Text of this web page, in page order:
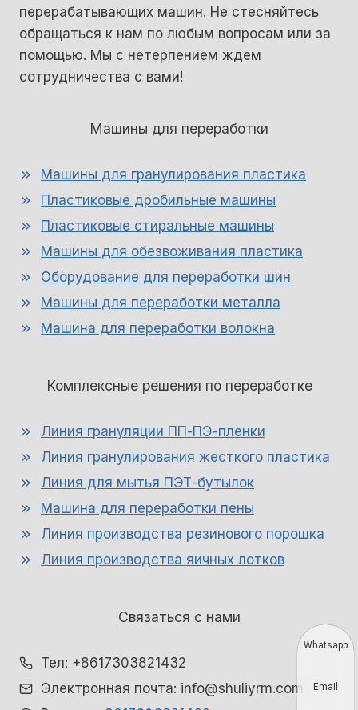
перерабатывающих машин. Не стесняйтесь
обращаться к нам по любым вопросам или за
помощью. Мы с нетерпением ждем
сотрудничества с вами!
Машины для переработки
Машины для гранулирования пластика
Пластиковые дробильные машины
Пластиковые стиральные машины
Машины для обезвоживания пластика
Оборудование для переработки шин
Машины для переработки металла
Машина для переработки волокна
Комплексные решения по переработке
Линия грануляции ПП-ПЭ-пленки
Линия гранулирования жесткого пластика
Линия для мытья ПЭТ-бутылок
Машина для переработки пены
Линия производства резинового порошка
Линия производства яичных лотков
Связаться с нами
Тел: +8617303821432
Электронная почта: info@shuliyrm.com
Whatsapp
Email